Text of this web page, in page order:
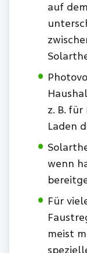
auf
z. B.
Laden
wenn
Für
meist